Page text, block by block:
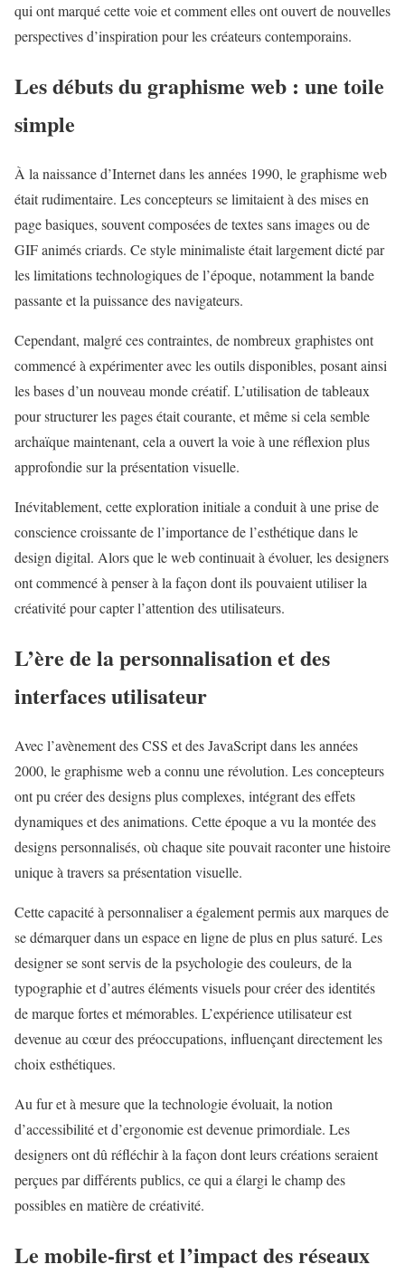
qui ont marqué cette voie et comment elles ont ouvert de nouvelles
perspectives d’inspiration pour les créateurs contemporains.
Les débuts du graphisme web : une toile
simple
À la naissance d’Internet dans les années 1990, le graphisme web
était rudimentaire. Les concepteurs se limitaient à des mises en
page basiques, souvent composées de textes sans images ou de
GIF animés criards. Ce style minimaliste était largement dicté par
les limitations technologiques de l’époque, notamment la bande
passante et la puissance des navigateurs.
Cependant, malgré ces contraintes, de nombreux graphistes ont
commencé à expérimenter avec les outils disponibles, posant ainsi
les bases d’un nouveau monde créatif. L’utilisation de tableaux
pour structurer les pages était courante, et même si cela semble
archaïque maintenant, cela a ouvert la voie à une réflexion plus
approfondie sur la présentation visuelle.
Inévitablement, cette exploration initiale a conduit à une prise de
conscience croissante de l’importance de l’esthétique dans le
design digital. Alors que le web continuait à évoluer, les designers
ont commencé à penser à la façon dont ils pouvaient utiliser la
créativité pour capter l’attention des utilisateurs.
L’ère de la personnalisation et des
interfaces utilisateur
Avec l’avènement des CSS et des JavaScript dans les années
2000, le graphisme web a connu une révolution. Les concepteurs
ont pu créer des designs plus complexes, intégrant des effets
dynamiques et des animations. Cette époque a vu la montée des
designs personnalisés, où chaque site pouvait raconter une histoire
unique à travers sa présentation visuelle.
Cette capacité à personnaliser a également permis aux marques de
se démarquer dans un espace en ligne de plus en plus saturé. Les
designer se sont servis de la psychologie des couleurs, de la
typographie et d’autres éléments visuels pour créer des identités
de marque fortes et mémorables. L’expérience utilisateur est
devenue au cœur des préoccupations, influençant directement les
choix esthétiques.
Au fur et à mesure que la technologie évoluait, la notion
d’accessibilité et d’ergonomie est devenue primordiale. Les
designers ont dû réfléchir à la façon dont leurs créations seraient
perçues par différents publics, ce qui a élargi le champ des
possibles en matière de créativité.
Le mobile-first et l’impact des réseaux